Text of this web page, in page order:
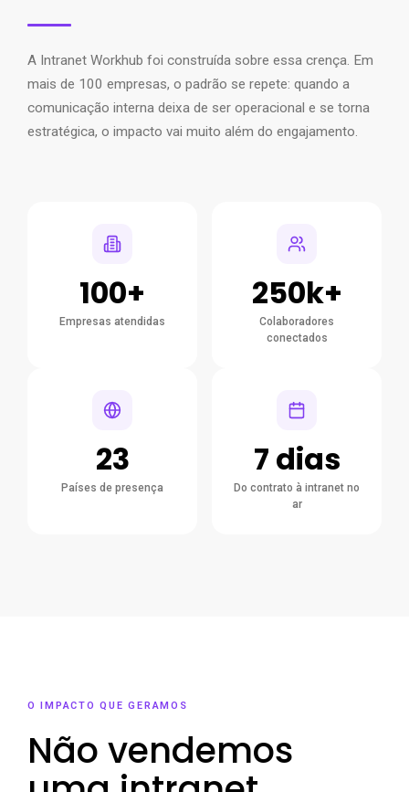
A Intranet Workhub foi construída sobre essa crença. Em
mais de 100 empresas, o padrão se repete: quando a
comunicação interna deixa de ser operacional e se torna
estratégica, o impacto vai muito além do engajamento.
100+
Empresas atendidas
250k+
Colaboradores
conectados
23
Países de presença
7 dias
Do contrato à intranet no
ar
O IMPACTO QUE GERAMOS
Não vendemos